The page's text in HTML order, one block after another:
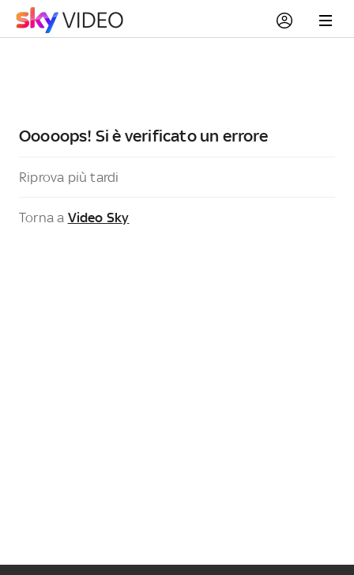
Ooooops! Si è verificato un errore
Riprova più tardi
Torna a Video Sky